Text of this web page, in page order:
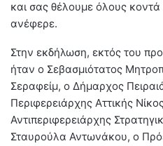
και σας θέλουμε όλους
ανέφερε.
Στην εκδήλωση, εκτός του
ήταν ο Σεβασμιότατος
Σεραφείμ, ο Δήμαρχος
Περιφερειάρχης Αττικής
Αντιπεριφερειάρχης
Σταυρούλα Αντωνάκου, ο